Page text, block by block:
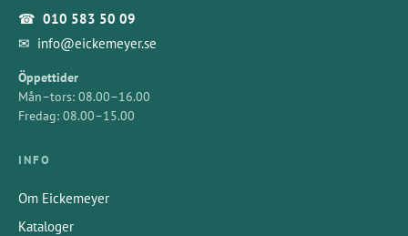
☎ 010 583 50 09
✉ info@eickemeyer.se
Öppettider
Mån–tors: 08.00–16.00
Fredag: 08.00–15.00
INFO
Om Eickemeyer
Kataloger